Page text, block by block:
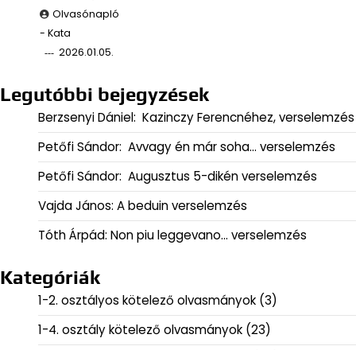
Olvasónapló
- Kata
2026.01.05.
Legutóbbi bejegyzések
Berzsenyi Dániel: Kazinczy Ferencnéhez, verselemzés
Petőfi Sándor: Avvagy én már soha… verselemzés
Petőfi Sándor: Augusztus 5-dikén verselemzés
Vajda János: A beduin verselemzés
Tóth Árpád: Non piu leggevano… verselemzés
Kategóriák
1-2. osztályos kötelező olvasmányok (3)
1-4. osztály kötelező olvasmányok (23)